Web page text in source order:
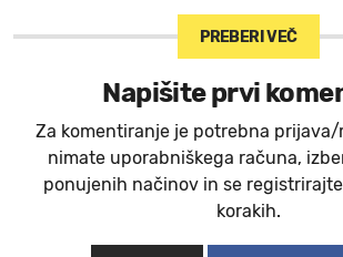
PREBERI VEČ
Napišite prvi
Za komentiranje je potrebna prijava/
nimate uporabniškega računa,
ponujenih načinov in se
korakih.